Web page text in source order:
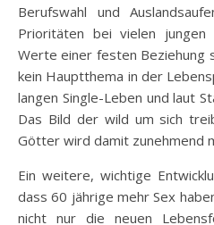
Berufswahl und
Prioritäten bei vielen jungen
Werte einer festen Beziehung
kein Hauptthema in der
langen Single-Leben und laut
Das Bild der wild um sich
Götter wird damit zunehmend
Ein weitere, wichtige
dass 60 jährige mehr Sex
nicht nur die neuen